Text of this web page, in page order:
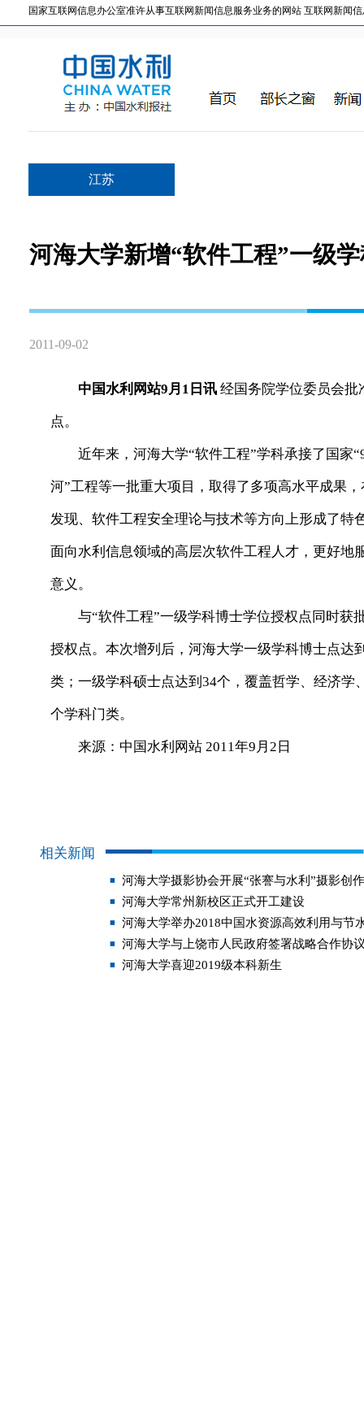
国家互联网信息办公室准许从事互联网新闻信息服务业务的网站 互联网新闻信
江苏
河海大学新增“软件工程”一级
2011-09-02
中国水利网站9月1日讯 经国务院学位委员会批
点。
近年来，河海大学“软件工程”学科承接了国家
河”工程等一批重大项目，取得了多项高水平成果
发现、软件工程安全理论与技术等方向上形成了特
面向水利信息领域的高层次软件工程人才，更好
意义。
与“软件工程”一级学科博士学位授权点同时获
授权点。本次增列后，河海大学一级学科博士点达
类；一级学科硕士点达到34个，覆盖哲学、经济
个学科门类。
来源：中国水利网站 2011年9月2日
相关新闻
河海大学摄影协会开展“张謇与水利”摄影创
河海大学常州新校区正式开工建设
河海大学举办2018中国水资源高效利用与节
河海大学与上饶市人民政府签署战略合作协
河海大学喜迎2019级本科新生